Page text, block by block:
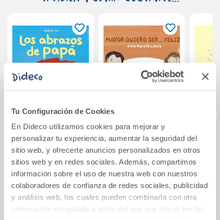
Tu Configuración de Cookies
En Dideco utilizamos cookies para mejorar y
personalizar tu experiencia, aumentar la seguridad del
sitio web, y ofrecerte anuncios personalizados en otros
sitios web y en redes sociales. Además, compartimos
información sobre el uso de nuestra web con nuestros
colaboradores de confianza de redes sociales, publicidad
y análisis web, los cuales pueden combinarla con otra
información recopilada a partir del uso que hayas hecho
Los abrazos de
papá
8,50€
Comprar
De mayor quiero
ser... feliz 2 (nueva
edición)
18,95€
Comprar